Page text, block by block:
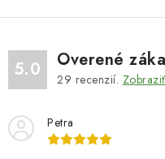
5.0 Overené
29 recenzií.
Petra